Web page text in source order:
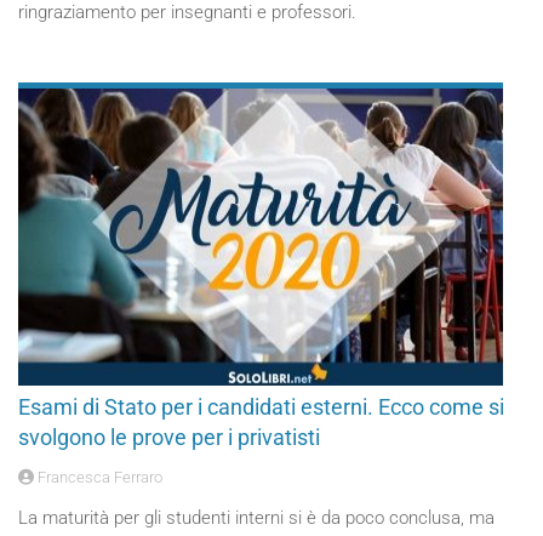
ringraziamento per insegnanti e professori.
Esami di Stato per i candidati esterni. Ecco come si
svolgono le prove per i privatisti
Francesca Ferraro
La maturità per gli studenti interni si è da poco conclusa, ma